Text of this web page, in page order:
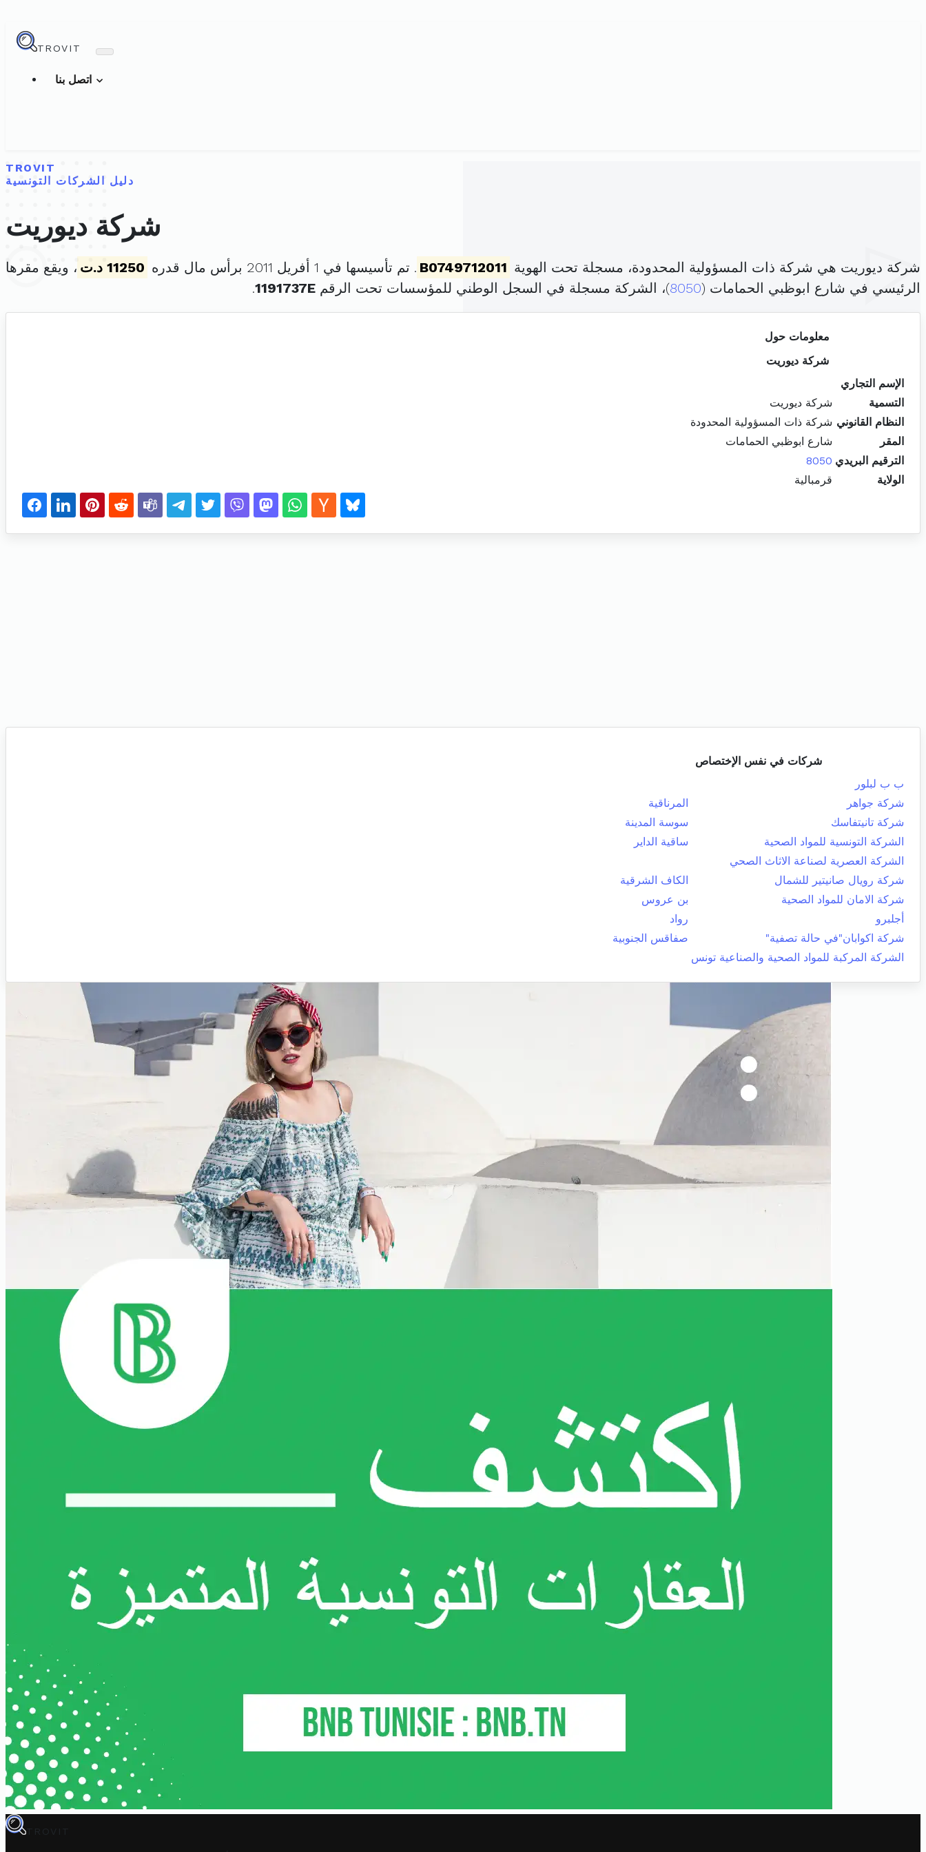
TROVIT
TROVIT
دليل الشركات التونسية
شركة ديوريت
شركة ديوريت هي شركة ذات المسؤولية المحدودة، مسجلة تحت الهوية B0749712011 . تم تأسيسها في 1 أفريل 2011 برأس مال قدره 11250 د.ت
، ويقع مقرها
الرئيسي في شارع ابوظبي الحمامات (8050)، الشركة مسجلة في السجل الوطني للمؤسسات تحت الرقم 1191737E
.
معلومات حول
شركة ديوريت
الإسم التجاري
التسمية
شركة ديوريت
النظام القانوني شركة ذات المسؤولية المحدودة
المقر
شارع ابوظبي الحمامات
الترقيم البريدي 8050
الولاية
قرمبالية
شركات في نفس الإختصاص
ب ب لبلور
شركة جواهر
المرناقية
شركة تانيتفاسك
سوسة المدينة
الشركة التونسية للمواد الصحية
ساقية الداير
الشركة العصرية لصناعة الاثاث الصحي
شركة رويال صانيتير للشمال
الكاف الشرقية
شركة الامان للمواد الصحية
بن عروس
أجلبرو
رواد
شركة اكوابان"في حالة تصفية"
صفاقس الجنوبية
الشركة المركبة للمواد الصحية والصناعية تونس
TROVIT